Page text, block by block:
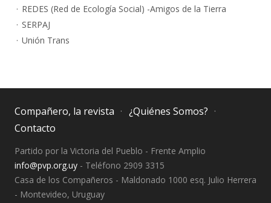
REDES (Red de Ecología Social) -Amigos de la Tierra
SERPAJ
Unión Trans
Compañero, la revista
¿Quiénes Somos?
Contacto
Partido por la Victoria del Pueblo - Frente Amplio
info@pvp.org.uy - Teléfono 2909 3315
Casa de los Compañeros - Maldonado 1000 esq. Julio Herrera
- Montevideo, Uruguay